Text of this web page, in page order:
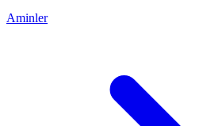
Aminler